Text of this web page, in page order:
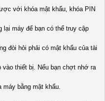
với khóa mật khẩu, khóa PIN
lại máy để bạn có thể truy cập
đòi hỏi phải có mật khẩu của tài
vào thiết bị. Nếu bạn chợt nhớ ra
máy bằng mật khẩu.